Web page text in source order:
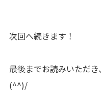
次回へ続きます！
最後までお読みいただき
(^^)/